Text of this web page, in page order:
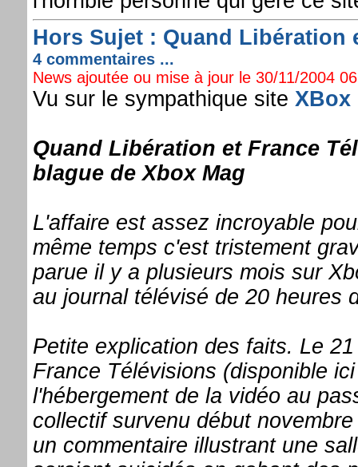
Hors Sujet : Quand Libération
4 commentaires ...
News ajoutée ou mise à jour le 30/11/2004
Vu sur le sympathique site XBox
Quand Libération et France
blague de Xbox Mag
L'affaire est assez incroyable
même temps c'est tristement
parue il y a plusieurs mois sur
au journal télévisé de 20 heures
Petite explication des faits. Le
France Télévisions (disponible
l'hébergement de la vidéo au
collectif survenu début
un commentaire illustrant une